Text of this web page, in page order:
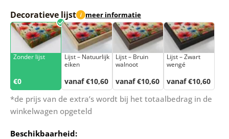
Decoratieve lijst i meer informatie
Zonder lijst
€0
Lijst – Natuurlijk
eiken
vanaf €10,60
Lijst – Bruin
walnoot
vanaf €10,60
Lijst – Zwart
wengé
vanaf €10,60
*de prijs van de extra’s wordt bij het totaalbedrag in de
winkelwagen opgeteld
Beschikbaarheid: